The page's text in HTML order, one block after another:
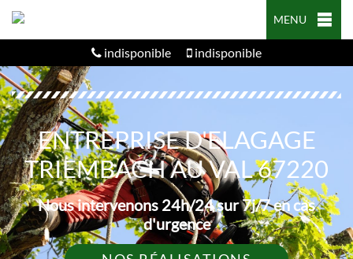
MENU
indisponible indisponible
ENTREPRISE D'ELAGAGE
TRIEMBACH AU VAL 67220
Nous intervenons 24h/24 sur 7j/7 en cas
d'urgence